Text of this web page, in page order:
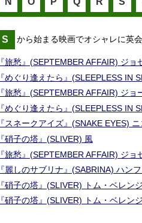
S から始まる映画でオシャレに英
『旅愁』(SEPTEMBER AFFAIR) ジョ
『めぐり逢えたら』(SLEEPLESS IN
『旅愁』(SEPTEMBER AFFAIR) ジ
『めぐり逢えたら』(SLEEPLESS IN
『スネークアイズ』(SNAKE EYES)
『硝子の塔』(SLIVER) 風
『旅愁』(SEPTEMBER AFFAIR) ジョ
『麗しのサブリナ』(SABRINA) ハン
『硝子の塔』(SLIVER) トム・ベレン
『硝子の塔』(SLIVER) トム・ベレン